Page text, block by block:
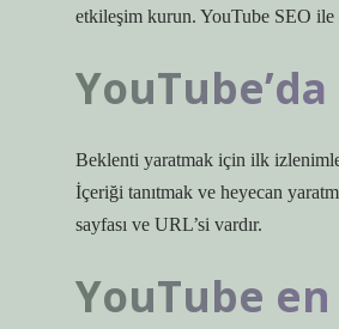
etkileşim kurun. YouTube SEO ile
Beklenti yaratmak için ilk
İçeriği tanıtmak ve heyecan
sayfası ve URL’si vardır.
YouTube